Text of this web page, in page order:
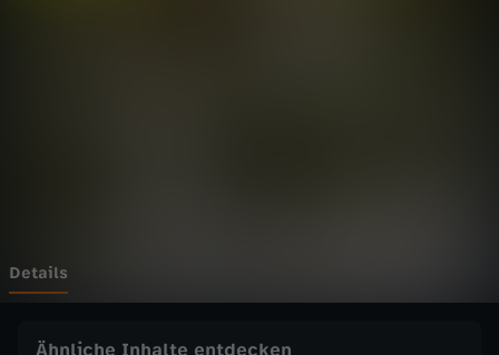
t
Details
Ähnliche Inhalte entdecken